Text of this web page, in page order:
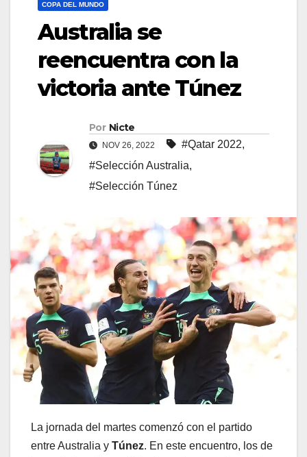
COPA DEL MUNDO
Australia se
reencuentra con la
victoria ante Túnez
Por Nicte
NOV 26, 2022 #Qatar 2022,
#Selección Australia,
#Selección Túnez
La jornada del martes comenzó con el partido
entre Australia y Túnez. En este encuentro, los de